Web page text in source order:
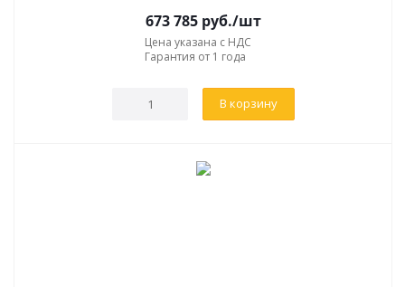
673 785 руб./шт
Цена указана с НДС
Гарантия от 1 года
В корзину